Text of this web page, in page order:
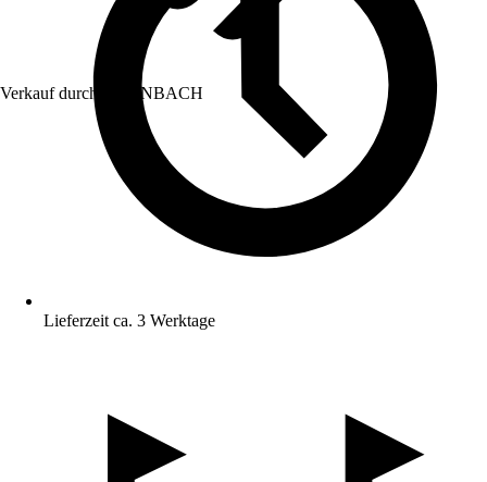
Verkauf durch: HORNBACH
Lieferzeit ca. 3 Werktage